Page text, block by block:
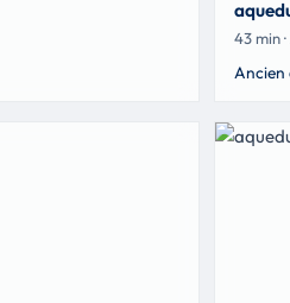
43 min
Ancien